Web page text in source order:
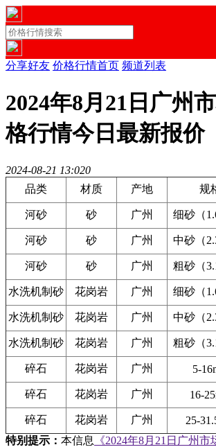
分享好友 价格行情首页 频道列表
2024年8月21日广州
格行情今日最新报价
2024-08-21 13:020
品类
材质 产地 规
河砂 砂 广州 细砂（
河砂 砂 广州 中砂（
河砂 砂 广州 粗砂（
水洗机制砂 花岗岩 广州 细砂（
水洗机制砂 花岗岩 广州 中砂（
水洗机制砂 花岗岩 广州 粗砂（
碎石 花岗岩 广州 5-
碎石 花岗岩 广州 16-
碎石 花岗岩 广州 25-
特别提示： 本信息
《2024年8月21日广州